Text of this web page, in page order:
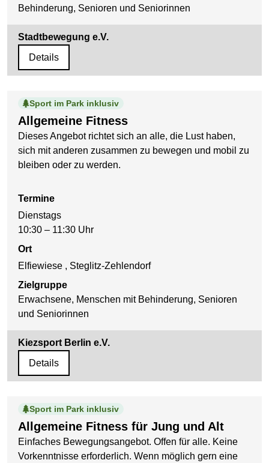
Behinderung, Senioren und Seniorinnen
Stadtbewegung e.V.
Details
Allgemeine Fitness
Sport im Park inklusiv
Dieses Angebot richtet sich an alle, die Lust haben,
sich mit anderen zusammen zu bewegen und mobil zu
bleiben oder zu werden.
Termine
Dienstags
10:30 – 11:30 Uhr
Ort
Elfiewiese , Steglitz-Zehlendorf
Zielgruppe
Erwachsene, Menschen mit Behinderung, Senioren
und Seniorinnen
Kiezsport Berlin e.V.
Details
Allgemeine Fitness für Jung und Alt
Sport im Park inklusiv
Einfaches Bewegungsangebot. Offen für alle. Keine
Vorkenntnisse erforderlich. Wenn möglich gern eine